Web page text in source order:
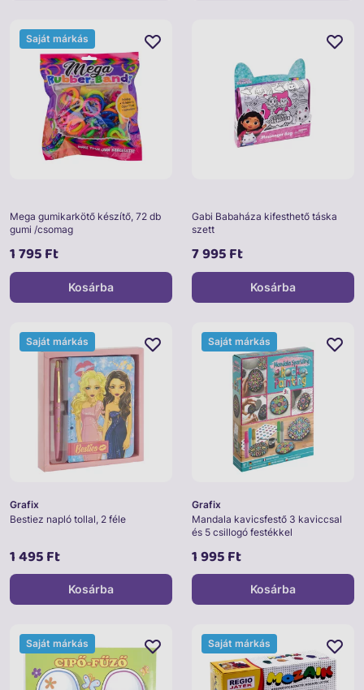
Mega gumikarkötő készítő, 72 db
gumi /csomag
1 795 Ft
Saját márkás
Kosárba
Gabi Babaháza kifesthető táska
szett
7 995 Ft
Kosárba
Grafix
Bestiez napló tollal, 2 féle
1 495 Ft
Saját márkás
Kosárba
Grafix
Mandala kavicsfestő 3 kaviccsal
és 5 csillogó festékkel
1 995 Ft
Saját márkás
Kosárba
Saját márkás Saját márkás